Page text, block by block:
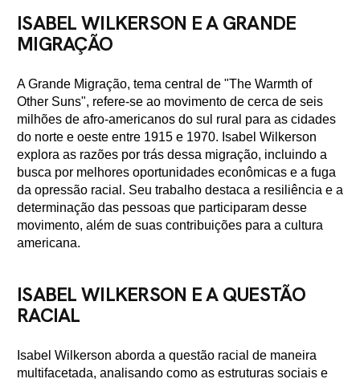
ISABEL WILKERSON E A GRANDE
MIGRAÇÃO
A Grande Migração, tema central de "The Warmth of
Other Suns", refere-se ao movimento de cerca de seis
milhões de afro-americanos do sul rural para as cidades
do norte e oeste entre 1915 e 1970. Isabel Wilkerson
explora as razões por trás dessa migração, incluindo a
busca por melhores oportunidades econômicas e a fuga
da opressão racial. Seu trabalho destaca a resiliência e a
determinação das pessoas que participaram desse
movimento, além de suas contribuições para a cultura
americana.
ISABEL WILKERSON E A QUESTÃO
RACIAL
Isabel Wilkerson aborda a questão racial de maneira
multifacetada, analisando como as estruturas sociais e